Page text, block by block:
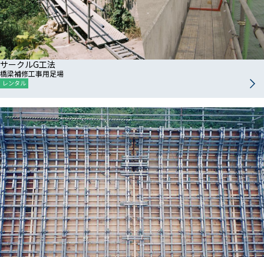
サークルG工法
橋梁補修工事用足場
レンタル